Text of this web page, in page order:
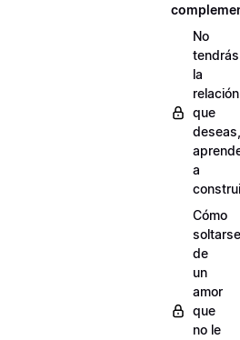
No
tendrás
la
relación
que
deseas,
a
Cómo
soltarse
de
un
amor
que
no le